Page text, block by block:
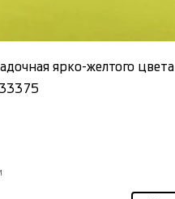
ярко-желтого цвета